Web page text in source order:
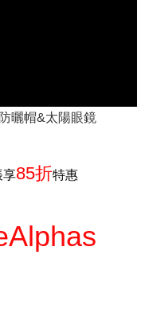
曬帽&太陽眼鏡
享85折特惠